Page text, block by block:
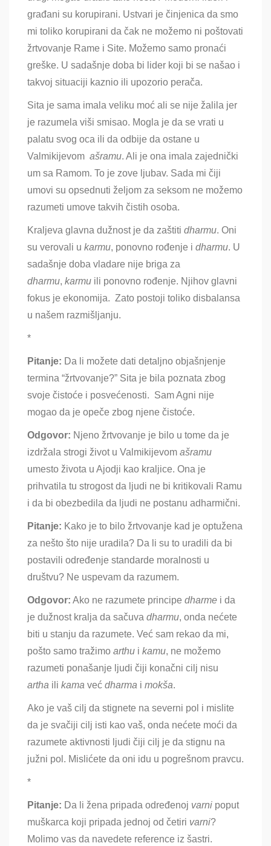
građani su korupirani. Ustvari je činjenica da smo
mi toliko korupirani da čak ne možemo ni poštovati
žrtvovanje Rame i Site. Možemo samo pronaći
greške. U sadašnje doba bi lider koji bi se našao i
takvoj situaciji kaznio ili upozorio perača.
Sita je sama imala veliku moć ali se nije žalila jer
je razumela viši smisao. Mogla je da se vrati u
palatu svog oca ili da odbije da ostane u
Valmikijevom ašramu. Ali je ona imala zajednički
um sa Ramom. To je zove ljubav. Sada mi čiji
umovi su opsednuti željom za seksom ne možemo
razumeti umove takvih čistih osoba.
Kraljeva glavna dužnost je da zaštiti dharmu. Oni
su verovali u karmu, ponovno rođenje i dharmu. U
sadašnje doba vladare nije briga za
dharmu, karmu ili ponovno rođenje. Njihov glavni
fokus je ekonomija. Zato postoji toliko disbalansa
u našem razmišljanju.
*
Pitanje: Da li možete dati detaljno objašnjenje
termina “žrtvovanje?” Sita je bila poznata zbog
svoje čistoće i posvećenosti. Sam Agni nije
mogao da je opeče zbog njene čistoće.
Odgovor: Njeno žrtvovanje je bilo u tome da je
izdržala strogi život u Valmikijevom ašramu
umesto života u Ajodji kao kraljice. Ona je
prihvatila tu strogost da ljudi ne bi kritikovali Ramu
i da bi obezbedila da ljudi ne postanu adharmični.
Pitanje: Kako je to bilo žrtvovanje kad je optužena
za nešto što nije uradila? Da li su to uradili da bi
postavili određenje standarde moralnosti u
društvu? Ne uspevam da razumem.
Odgovor: Ako ne razumete principe dharme i da
je dužnost kralja da sačuva dharmu, onda nećete
biti u stanju da razumete. Već sam rekao da mi,
pošto samo tražimo arthu i kamu, ne možemo
razumeti ponašanje ljudi čiji konačni cilj nisu
artha ili kama već dharma i mokša.
Ako je vaš cilj da stignete na severni pol i mislite
da je svačiji cilj isti kao vaš, onda nećete moći da
razumete aktivnosti ljudi čiji cilj je da stignu na
južni pol. Mislićete da oni idu u pogrešnom pravcu.
*
Pitanje: Da li žena pripada određenoj varni poput
muškarca koji pripada jednoj od četiri varni?
Molimo vas da navedete reference iz šastri.